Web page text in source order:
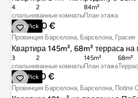
cпальни
4
ванные комнаты
2
План этажа
84m²
Top Pick
699 000 €
Провинция Барселона, Барселона, Грасия
Квартира 145m², 68m² террасa
cпальни
3
ванные комнаты
2
План этажа
145m²
68m²
Top Pick
725 000 €
Провинция Барселона, Барселона, Побле